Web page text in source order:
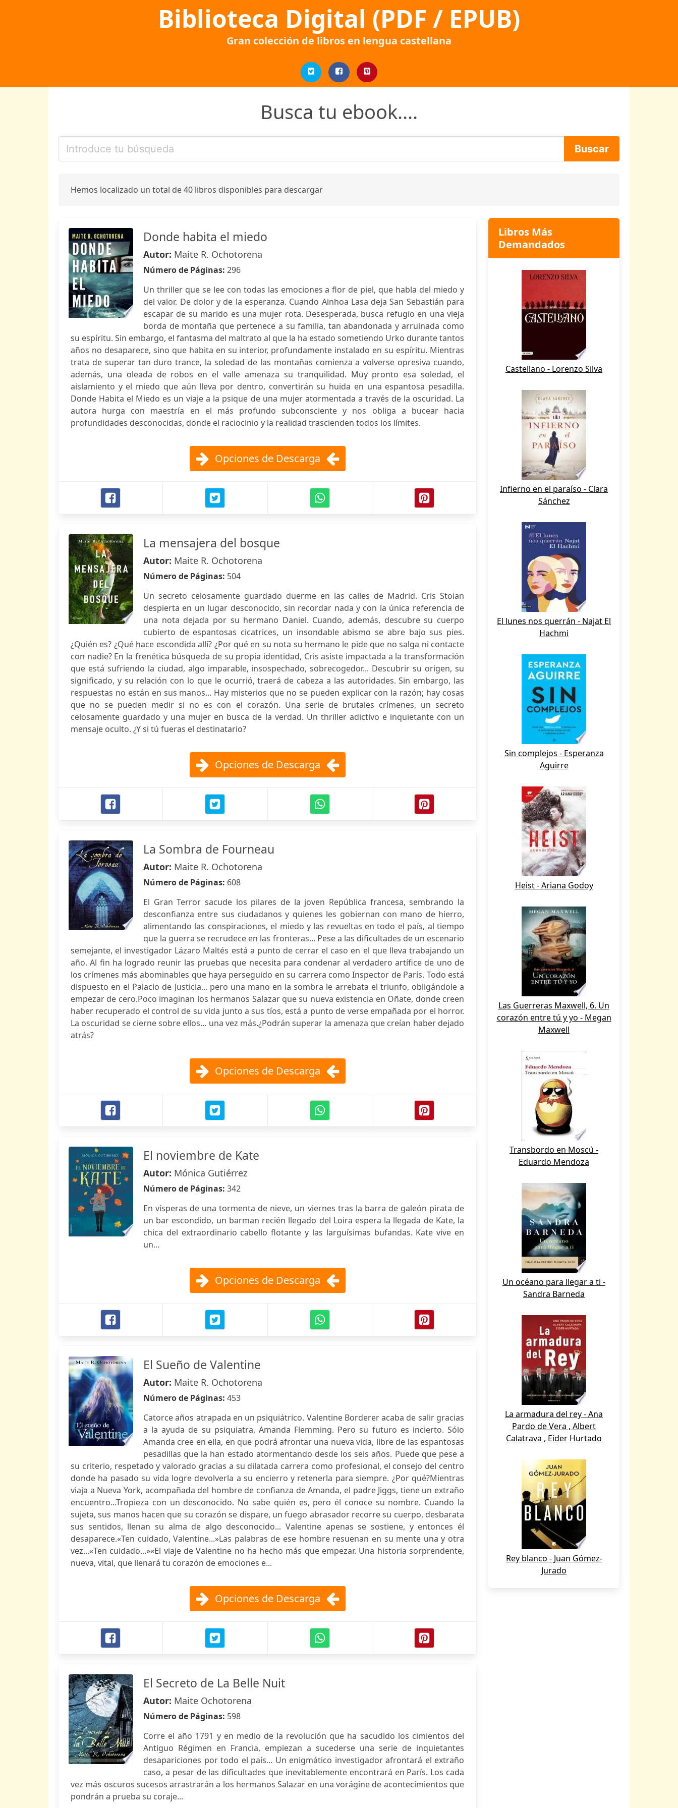
Biblioteca Digital (PDF / EPUB)
Gran colección de libros en lengua castellana
Busca tu ebook....
Hemos localizado un total de 40 libros disponibles para descargar
Donde habita el miedo
Autor: Maite R. Ochotorena
Número de Páginas: 296
Un thriller que se lee con todas las emociones a flor de piel, que habla del miedo y
del valor. De dolor y de la esperanza. Cuando Ainhoa Lasa deja San Sebastián para
escapar de su marido es una mujer rota. Desesperada, busca refugio en una vieja
borda de montaña que pertenece a su familia, tan abandonada y arruinada como
su espíritu. Sin embargo, el fantasma del maltrato al que la ha estado sometiendo Urko durante tantos
años no desaparece, sino que habita en su interior, profundamente instalado en su espíritu. Mientras
trata de superar tan duro trance, la soledad de las montañas comienza a volverse opresiva cuando,
además, una oleada de robos en el valle amenaza su tranquilidad. Muy pronto esa soledad, el
aislamiento y el miedo que aún lleva por dentro, convertirán su huida en una espantosa pesadilla.
Donde Habita el Miedo es un viaje a la psique de una mujer atormentada a través de la oscuridad. La
autora hurga con maestría en el más profundo subconsciente y nos obliga a bucear hacia
profundidades desconocidas, donde el raciocinio y la realidad trascienden todos los límites.
Opciones de Descarga
La mensajera del bosque
Autor: Maite R. Ochotorena
Número de Páginas: 504
Un secreto celosamente guardado duerme en las calles de Madrid. Cris Stoian
despierta en un lugar desconocido, sin recordar nada y con la única referencia de
una nota dejada por su hermano Daniel. Cuando, además, descubre su cuerpo
cubierto de espantosas cicatrices, un insondable abismo se abre bajo sus pies.
¿Quién es? ¿Qué hace escondida allí? ¿Por qué en su nota su hermano le pide que no salga ni contacte
con nadie? En la frenética búsqueda de su propia identidad, Cris asiste impactada a la transformación
que está sufriendo la ciudad, algo imparable, insospechado, sobrecogedor... Descubrir su origen, su
significado, y su relación con lo que le ocurrió, traerá de cabeza a las autoridades. Sin embargo, las
respuestas no están en sus manos... Hay misterios que no se pueden explicar con la razón; hay cosas
que no se pueden medir si no es con el corazón. Una serie de brutales crímenes, un secreto
celosamente guardado y una mujer en busca de la verdad. Un thriller adictivo e inquietante con un
mensaje oculto. ¿Y si tú fueras el destinatario?
Opciones de Descarga
La Sombra de Fourneau
Autor: Maite R. Ochotorena
Número de Páginas: 608
El Gran Terror sacude los pilares de la joven República francesa, sembrando la
desconfianza entre sus ciudadanos y quienes les gobiernan con mano de hierro,
alimentando las conspiraciones, el miedo y las revueltas en todo el país, al tiempo
que la guerra se recrudece en las fronteras... Pese a las dificultades de un escenario
semejante, el investigador Lázaro Maltés está a punto de cerrar el caso en el que lleva trabajando un
año. Al fin ha logrado reunir las pruebas que necesita para condenar al verdadero artífice de uno de
los crímenes más abominables que haya perseguido en su carrera como Inspector de París. Todo está
dispuesto en el Palacio de Justicia... pero una mano en la sombra le arrebata el triunfo, obligándole a
empezar de cero.Poco imaginan los hermanos Salazar que su nueva existencia en Oñate, donde creen
haber recuperado el control de su vida junto a sus tíos, está a punto de verse empañada por el horror.
La oscuridad se cierne sobre ellos... una vez más.¿Podrán superar la amenaza que creían haber dejado
atrás?
Opciones de Descarga
El noviembre de Kate
Autor: Mónica Gutiérrez
Número de Páginas: 342
En vísperas de una tormenta de nieve, un viernes tras la barra de galeón pirata de
un bar escondido, un barman recién llegado del Loira espera la llegada de Kate, la
chica del extraordinario cabello flotante y las larguísimas bufandas. Kate vive en
un...
Opciones de Descarga
El Sueño de Valentine
Autor: Maite R. Ochotorena
Número de Páginas: 453
Catorce años atrapada en un psiquiátrico. Valentine Borderer acaba de salir gracias
a la ayuda de su psiquiatra, Amanda Flemming. Pero su futuro es incierto. Sólo
Amanda cree en ella, en que podrá afrontar una nueva vida, libre de las espantosas
pesadillas que la han estado atormentando desde los seis años. Puede que pese a
su criterio, respetado y valorado gracias a su dilatada carrera como profesional, el consejo del centro
donde ha pasado su vida logre devolverla a su encierro y retenerla para siempre. ¿Por qué?Mientras
viaja a Nueva York, acompañada del hombre de confianza de Amanda, el padre Jiggs, tiene un extraño
encuentro...Tropieza con un desconocido. No sabe quién es, pero él conoce su nombre. Cuando la
sujeta, sus manos hacen que su corazón se dispare, un fuego abrasador recorre su cuerpo, desbarata
sus sentidos, llenan su alma de algo desconocido... Valentine apenas se sostiene, y entonces él
desaparece.«Ten cuidado, Valentine...»Las palabras de ese hombre resuenan en su mente una y otra
vez...«Ten cuidado...»«El viaje de Valentine no ha hecho más que empezar. Una historia sorprendente,
nueva, vital, que llenará tu corazón de emociones e...
Opciones de Descarga
El Secreto de La Belle Nuit
Autor: Maite Ochotorena
Número de Páginas: 598
Corre el año 1791 y en medio de la revolución que ha sacudido los cimientos del
Antiguo Régimen en Francia, empiezan a sucederse una serie de inquietantes
desapariciones por todo el país... Un enigmático investigador afrontará el extraño
caso, a pesar de las dificultades que inevitablemente encontrará en París. Los cada
vez más oscuros sucesos arrastrarán a los hermanos Salazar en una vorágine de acontecimientos que
pondrán a prueba su coraje...
Libros Más
Demandados
Castellano - Lorenzo Silva
Infierno en el paraíso - Clara
Sánchez
El lunes nos querrán - Najat El
Hachmi
Sin complejos - Esperanza
Aguirre
Heist - Ariana Godoy
Las Guerreras Maxwell, 6. Un
corazón entre tú y yo - Megan
Maxwell
Transbordo en Moscú -
Eduardo Mendoza
Un océano para llegar a ti -
Sandra Barneda
La armadura del rey - Ana
Pardo de Vera , Albert
Calatrava , Eider Hurtado
Rey blanco - Juan Gómez-
Jurado